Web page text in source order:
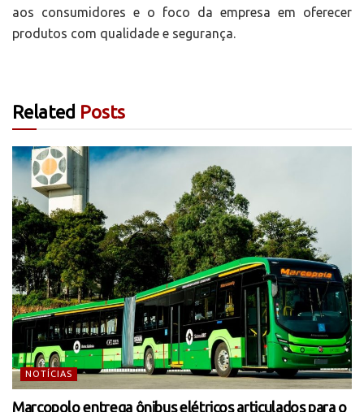
aos consumidores e o foco da empresa em oferecer
produtos com qualidade e segurança.
Related Posts
NOTÍCIAS
Marcopolo entrega ônibus elétricos articulados para o